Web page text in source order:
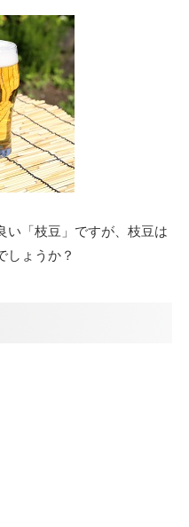
い「枝豆」ですが、枝豆は
しょうか？